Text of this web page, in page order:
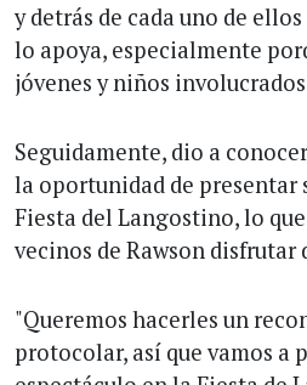
y detrás de cada uno de
lo apoya, especialmente
jóvenes y niños
Seguidamente, dio a
la oportunidad de presentar
Fiesta del Langostino, lo
vecinos de Rawson disfrutar
"Queremos hacerles un
protocolar, así que vamos a